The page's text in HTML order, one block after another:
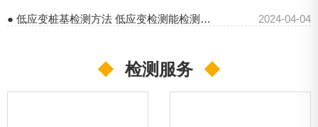
● 低应变桩基检测方法 低应变检测能检测出桩的长短吗 2024-04-04
◆ 检测服务 ◆